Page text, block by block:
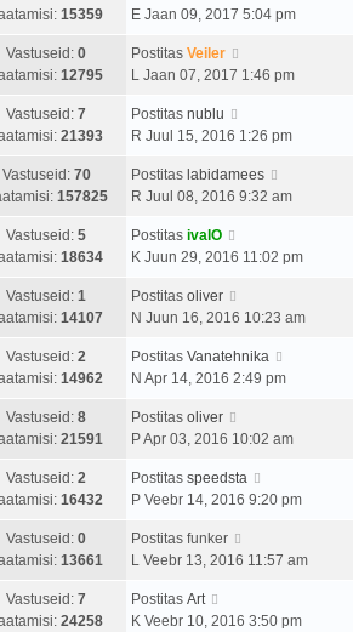
15359
E Jaan 09, 2017 5:04 pm
Vastuseid: 0
12795
Postitas Veiler
L Jaan 07, 2017 1:46 pm
Vastuseid: 7
21393
Postitas nublu
R Juul 15, 2016 1:26 pm
Vastuseid: 70
157825
Postitas labidamees
R Juul 08, 2016 9:32 am
Vastuseid: 5
18634
Postitas ivalO
K Juun 29, 2016 11:02 pm
Vastuseid: 1
14107
Postitas oliver
N Juun 16, 2016 10:23 am
Vastuseid: 2
14962
Postitas Vanatehnika
N Apr 14, 2016 2:49 pm
Vastuseid: 8
21591
Postitas oliver
P Apr 03, 2016 10:02 am
Vastuseid: 2
16432
Postitas speedsta
P Veebr 14, 2016 9:20 pm
Vastuseid: 0
13661
Postitas funker
L Veebr 13, 2016 11:57 am
Vastuseid: 7
24258
Postitas Art
K Veebr 10, 2016 3:50 pm